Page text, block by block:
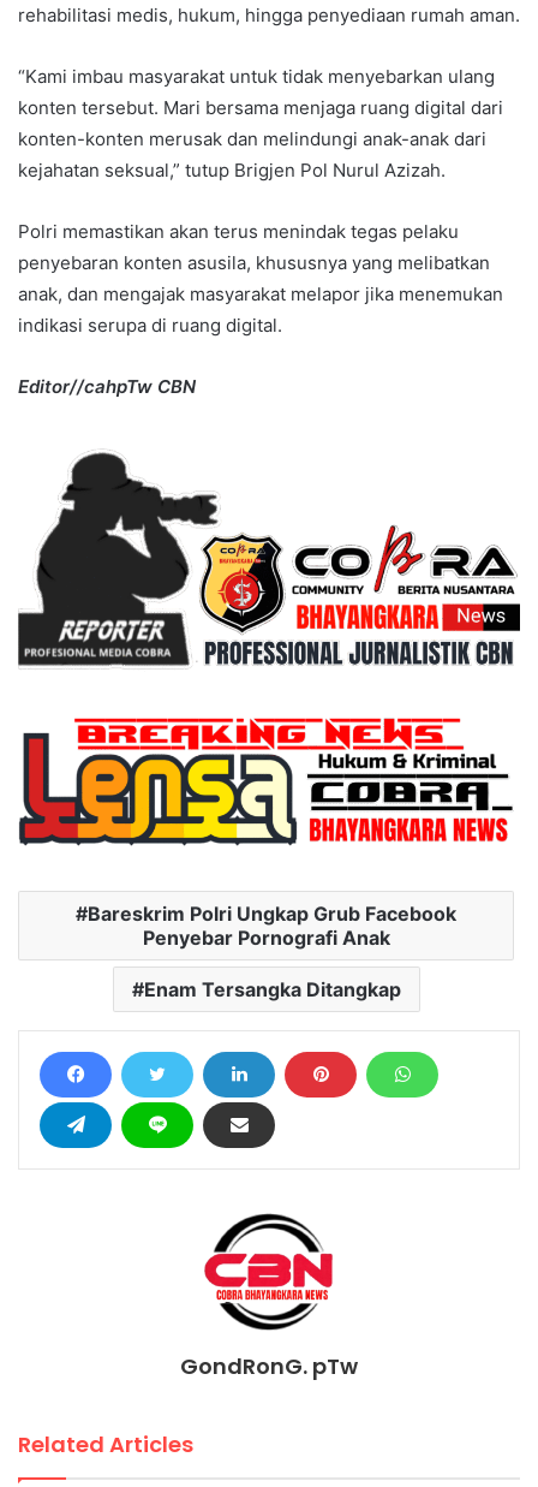
rehabilitasi medis, hukum, hingga penyediaan rumah aman.
“Kami imbau masyarakat untuk tidak menyebarkan ulang
konten tersebut. Mari bersama menjaga ruang digital dari
konten-konten merusak dan melindungi anak-anak dari
kejahatan seksual,” tutup Brigjen Pol Nurul Azizah.
Polri memastikan akan terus menindak tegas pelaku
penyebaran konten asusila, khususnya yang melibatkan
anak, dan mengajak masyarakat melapor jika menemukan
indikasi serupa di ruang digital.
Editor//cahpTw CBN
Bareskrim Polri Ungkap Grub Facebook
Penyebar Pornografi Anak
Enam Tersangka Ditangkap
GondRonG. pTw
Related Articles